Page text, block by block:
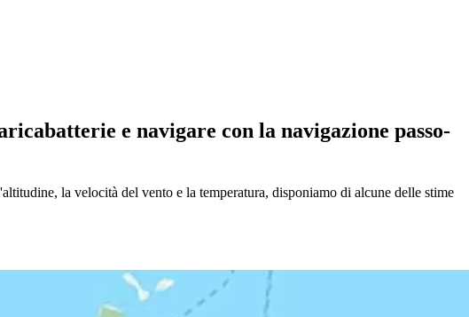
e navigare con la navigazione passo-
la velocità del vento e la temperatura, disponiamo di alcune delle stime